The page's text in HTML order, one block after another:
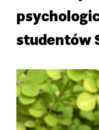
studentów